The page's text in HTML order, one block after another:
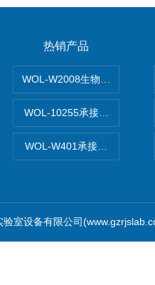
热销产品
WOL-W2008生物制药GMP
WOL-10255承接清远电子
WOL-W401承接食品QS认
室设备有限公司